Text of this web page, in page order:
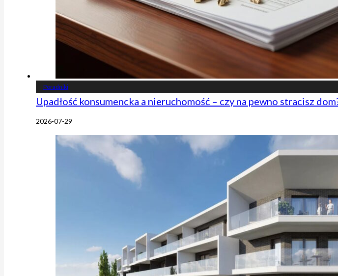
Poradniki
Upadłość konsumencka a nieruchomość – czy na pewno stracisz
2026-07-29